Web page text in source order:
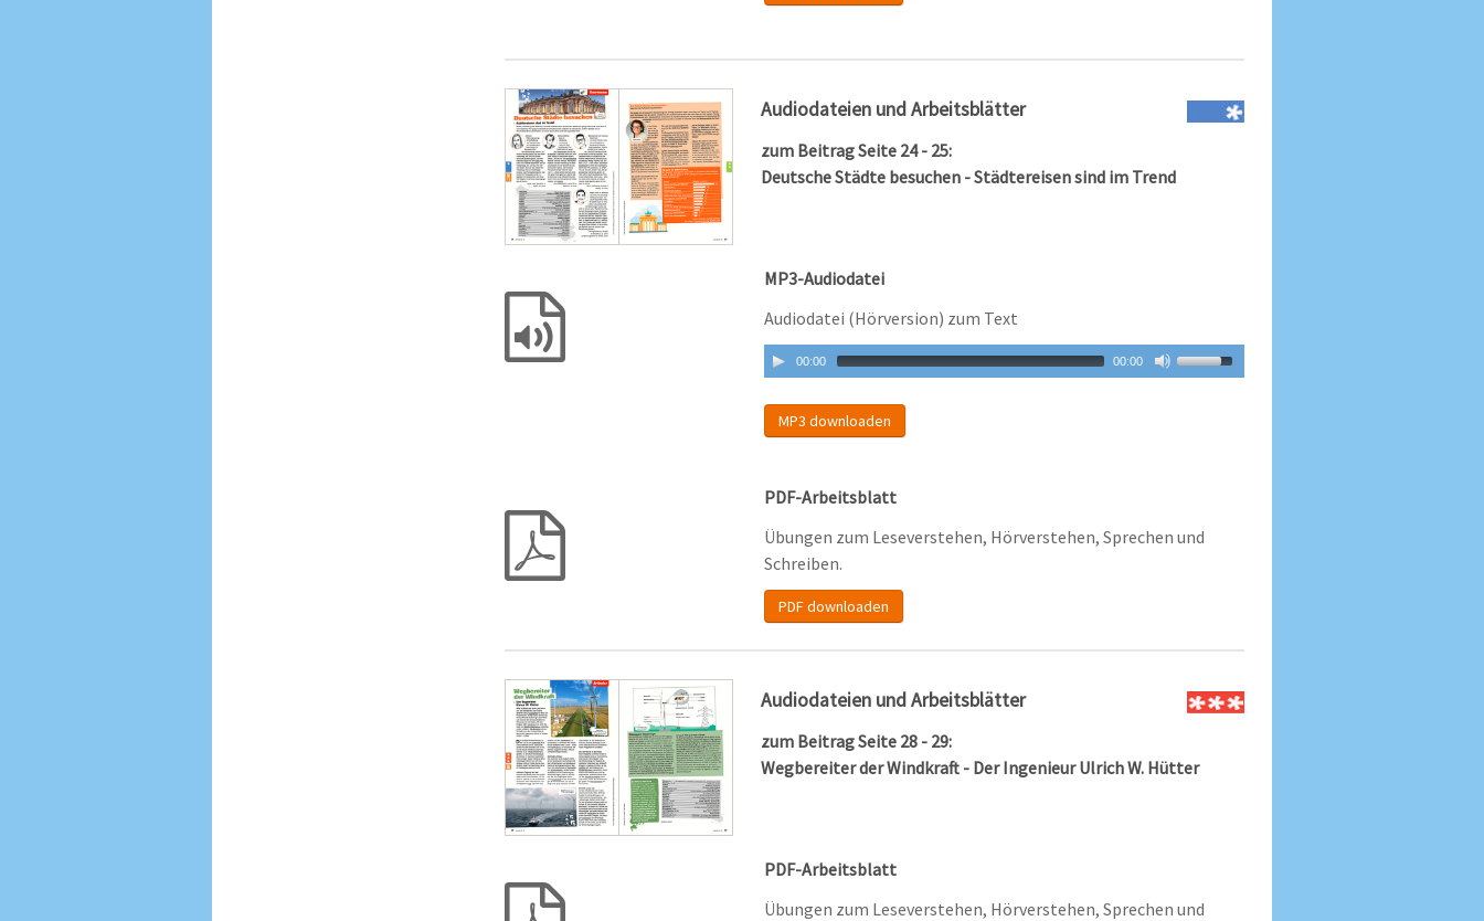
Audiodateien und Arbeitsblätter
zum Beitrag Seite 24 - 25:
Deutsche Städte besuchen - Städtereisen sind im Trend
MP3-Audiodatei
Audiodatei (Hörversion) zum Text
00:00 00:00
MP3 downloaden
PDF-Arbeitsblatt
Übungen zum Leseverstehen, Hörverstehen, Sprechen und
Schreiben.
PDF downloaden
Audiodateien und Arbeitsblätter
zum Beitrag Seite 28 - 29:
Wegbereiter der Windkraft - Der Ingenieur Ulrich W. Hütter
PDF-Arbeitsblatt
Übungen zum Leseverstehen, Hörverstehen, Sprechen und